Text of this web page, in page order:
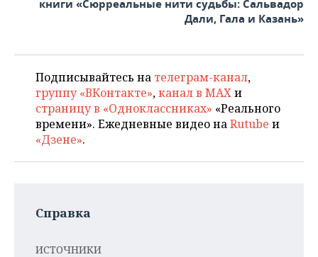
книги «Сюрреальные нити судьбы: Сальвадор
Дали, Гала и Казань»
Подписывайтесь на телеграм-канал,
группу «ВКонтакте»,канал в MAXи
страницу в «Одноклассниках» «Реального
времени». Ежедневные видео наRutube и
«Дзене».
Справка
ИСТОЧНИКИ